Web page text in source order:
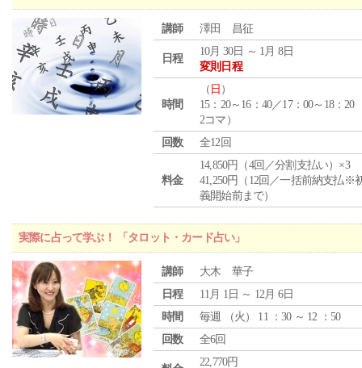
講師 澤田 昌征
日程
10月 30日 ～ 1月 8日
変則日程
時間
（ 日 ）
15：20～16：40／17：00～18：20
2コマ）
回数
全12回
料金
14,850円（4回／分割支払い）×3
41,250円（12回／一括前納支払※
義開始前まで）
実際に占って学ぶ！ 「タロット・カード占い」
講師
大木 華子
日程
11月 1日 ～ 12月 6日
時間
毎週 （火 ） 11 ：30 ～ 12 ：50
回数
全6回
22,770円